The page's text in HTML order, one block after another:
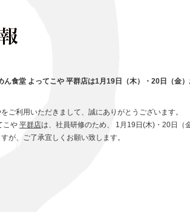
食堂 よってこや 平群店は1月19日（木）・20日（金）
ご利用いただきまして、誠にありがとうございます。
こや 平群店は、社員研修のため、 1月19日(木)・20日（
が、ご了承宜しくお願い致します。